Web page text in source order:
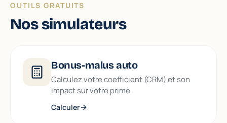
OUTILS GRATUITS
Nos simulateurs
Bonus-malus auto
Calculez votre coefficient (CRM) et son
impact sur votre prime.
Calculer